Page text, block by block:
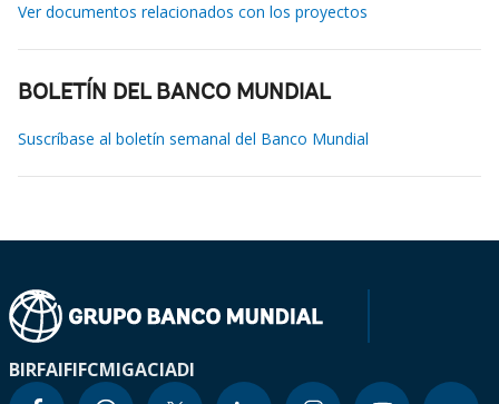
Ver documentos relacionados con los proyectos
BOLETÍN DEL BANCO MUNDIAL
Suscríbase al boletín semanal del Banco Mundial
BIRFAIFIFCMIGACIADI